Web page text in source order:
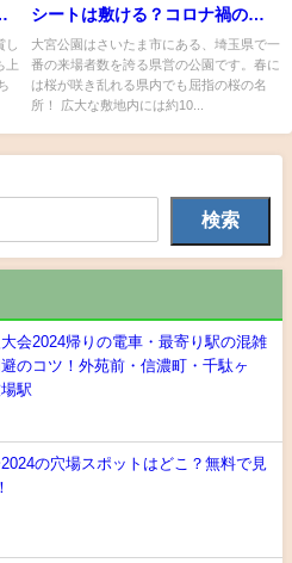
し
上
シートは敷ける？コロナ禍の禁
止事項を確認！
大宮公園はさいたま市にある、埼玉県で一
番の来場者数を誇る県営の公園です。春に
は桜が咲き乱れる県内でも屈指の桜の名
所！ 広大な敷地内には約10...
検索
会2024帰りの電車・最寄り駅の混雑
のコツ！外苑前・信濃町・千駄ヶ
駅
の穴場スポットはどこ？無料で見